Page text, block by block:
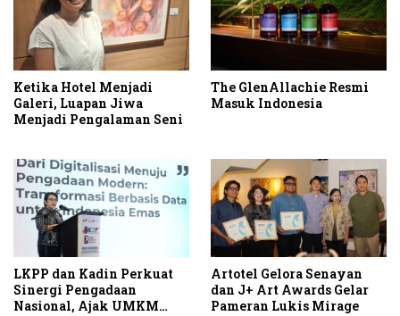
Ketika Hotel Menjadi
Galeri, Luapan Jiwa
Menjadi Pengalaman Seni
The GlenAllachie Resmi
Masuk Indonesia
LKPP dan Kadin Perkuat
Sinergi Pengadaan
Nasional, Ajak UMKM
Artotel Gelora Senayan
dan J+ Art Awards Gelar
Pameran Lukis Mirage